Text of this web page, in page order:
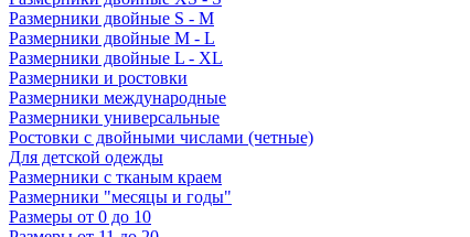
Размерники двойные S - M
Размерники двойные M - L
Размерники двойные L - XL
Размерники и ростовки
Размерники международные
Размерники универсальные
Ростовки с двойными числами (четные)
Для детской одежды
Размерники с тканым краем
Размерники "месяцы и годы"
Размеры от 0 до 10